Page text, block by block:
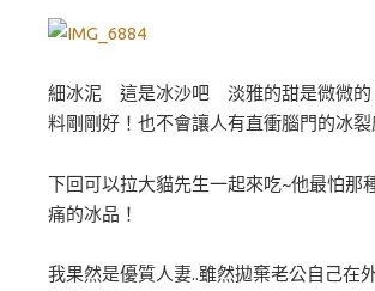
細冰泥 這是冰沙吧 淡雅的甜是微微
料剛剛好！也不會讓人有直衝腦門的冰裂
下回可以拉大貓先生一起來吃~他最怕
痛的冰品！
我果然是優質人妻..雖然拋棄老公自己在